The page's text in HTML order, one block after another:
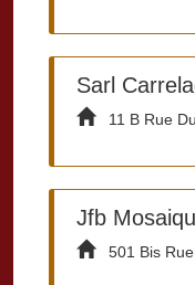
Sarl
11 B Rue Du
Jfb
501 Bis Rue